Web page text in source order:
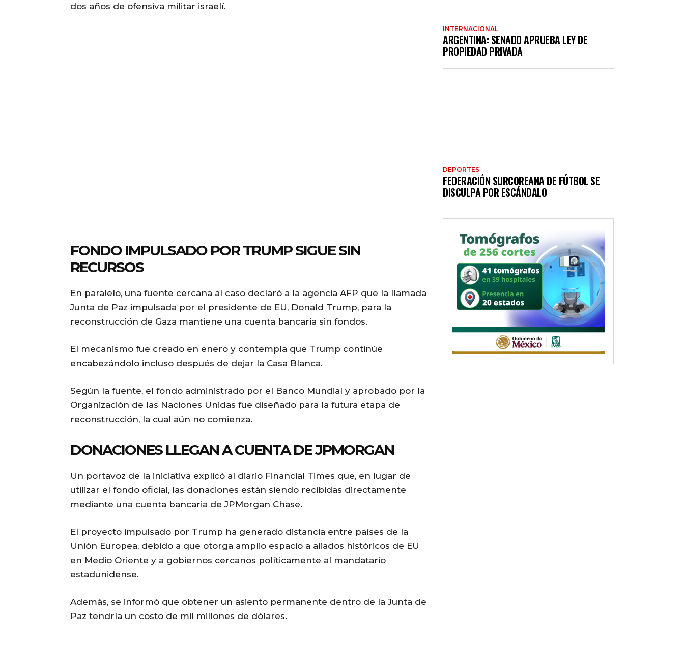
dos años de ofensiva militar israelí.
FONDO IMPULSADO POR TRUMP SIGUE SIN
RECURSOS
En paralelo, una fuente cercana al caso declaró a la agencia AFP que la llamada
Junta de Paz impulsada por el presidente de EU, Donald Trump, para la
reconstrucción de Gaza mantiene una cuenta bancaria sin fondos.
El mecanismo fue creado en enero y contempla que Trump continúe
encabezándolo incluso después de dejar la Casa Blanca.
Según la fuente, el fondo administrado por el Banco Mundial y aprobado por la
Organización de las Naciones Unidas fue diseñado para la futura etapa de
reconstrucción, la cual aún no comienza.
DONACIONES LLEGAN A CUENTA DE JPMORGAN
Un portavoz de la iniciativa explicó al diario Financial Times que, en lugar de
utilizar el fondo oficial, las donaciones están siendo recibidas directamente
mediante una cuenta bancaria de JPMorgan Chase.
El proyecto impulsado por Trump ha generado distancia entre países de la
Unión Europea, debido a que otorga amplio espacio a aliados históricos de EU
en Medio Oriente y a gobiernos cercanos políticamente al mandatario
estadunidense.
Además, se informó que obtener un asiento permanente dentro de la Junta de
Paz tendría un costo de mil millones de dólares.
INTERNACIONAL
ARGENTINA: SENADO APRUEBA LEY DE
PROPIEDAD PRIVADA
DEPORTES
FEDERACIÓN SURCOREANA DE FÚTBOL SE
DISCULPA POR ESCÁNDALO